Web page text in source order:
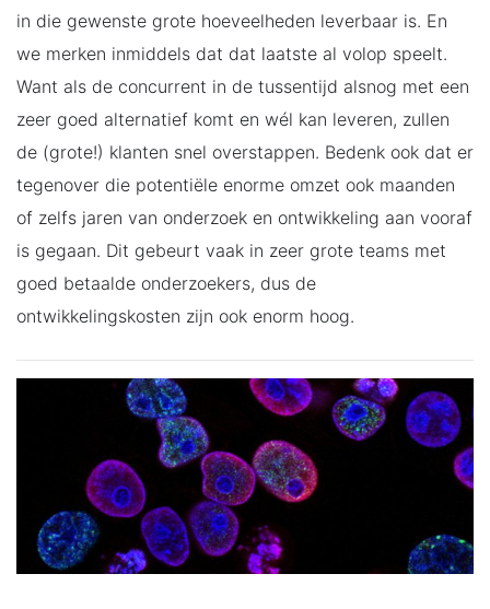
in die gewenste grote hoeveelheden leverbaar is. En
we merken inmiddels dat dat laatste al volop speelt.
Want als de concurrent in de tussentijd alsnog met een
zeer goed alternatief komt en wél kan leveren, zullen
de (grote!) klanten snel overstappen. Bedenk ook dat er
tegenover die potentiële enorme omzet ook maanden
of zelfs jaren van onderzoek en ontwikkeling aan vooraf
is gegaan. Dit gebeurt vaak in zeer grote teams met
goed betaalde onderzoekers, dus de
ontwikkelingskosten zijn ook enorm hoog.